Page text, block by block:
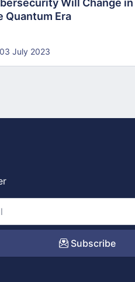
Will Change in
Quantum Era
03 July 2023
Subscribe